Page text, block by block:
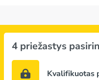
4 priežastys
Kvalifikuotas